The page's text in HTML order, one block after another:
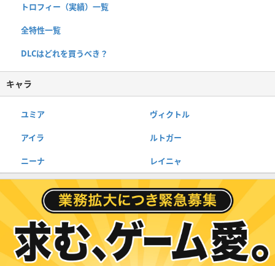
トロフィー（実績）一覧
全特性一覧
DLCはどれを買うべき？
キャラ
ユミア ヴィクトル
アイラ ルトガー
ニーナ レイニャ